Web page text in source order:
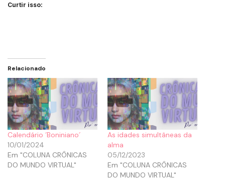
Curtir isso:
Relacionado
Calendário ´Boniniano´
10/01/2024
Em "COLUNA CRÔNICAS
DO MUNDO VIRTUAL"
As idades simultâneas da
alma
05/12/2023
Em "COLUNA CRÔNICAS
DO MUNDO VIRTUAL"